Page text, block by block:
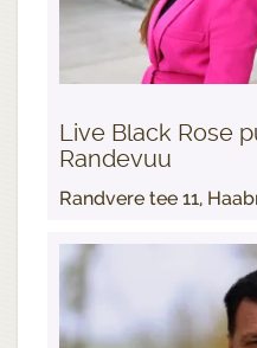
Live Black Rose
Randevuu
Randvere tee 11,